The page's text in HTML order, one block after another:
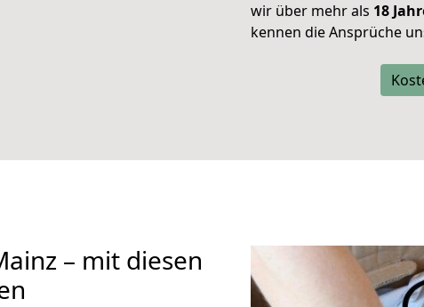
wir über mehr als 18
kennen die Ansprüche
– mit diesen